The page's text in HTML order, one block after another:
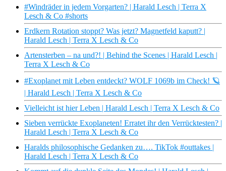
#Windräder in jedem Vorgarten? | Harald Lesch | Terra X
Lesch & Co #shorts
Erdkern Rotation stoppt? Was jetzt? Magnetfeld kaputt? |
Harald Lesch | Terra X Lesch & Co
Artensterben – na und?! | Behind the Scenes | Harald Lesch |
Terra X Lesch & Co
#Exoplanet mit Leben entdeckt? WOLF 1069b im Check! 🪐
| Harald Lesch | Terra X Lesch & Co
Vielleicht ist hier Leben | Harald Lesch | Terra X Lesch & Co
Sieben verrückte Exoplaneten! Erratet ihr den Verrücktesten? |
Harald Lesch | Terra X Lesch & Co
Haralds philosophische Gedanken zu…. TikTok #outtakes |
Harald Lesch | Terra X Lesch & Co